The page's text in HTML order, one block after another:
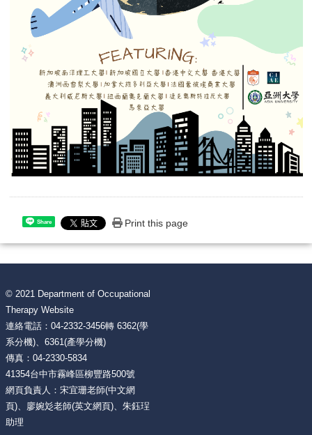
Share Print this page
© 2021 Department of Occupational
Therapy Website
連絡電話：04-2332-3456轉 6362(學
系分機)、6361(產學分機)
傳真：04-2330-5834
41354台中市霧峰區柳豐路500號
網頁負責人：宋宜珊老師(中文網
頁)、廖婉彣老師(英文網頁)、朱鈺珵
助理